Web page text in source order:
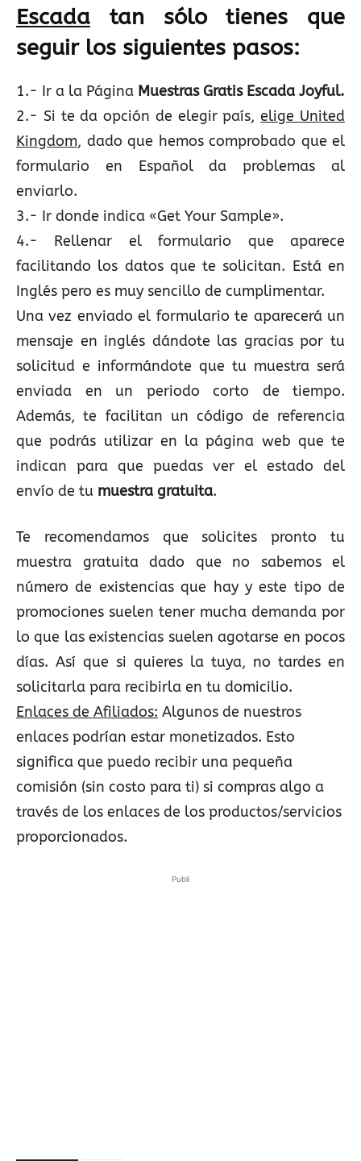
Escada tan sólo tienes que
seguir los siguientes pasos:
1.- Ir a la Página Muestras Gratis Escada Joyful.
2.- Si te da opción de elegir país,elige United
Kingdom, dado que hemos comprobado que el
formulario en Español da problemas al
enviarlo.
3.- Ir donde indica «Get Your Sample».
4.- Rellenar el formulario que aparece
facilitando los datos que te solicitan. Está en
Inglés pero es muy sencillo de cumplimentar.
Una vez enviado el formulario te aparecerá un
mensaje en inglés dándote las gracias por tu
solicitud e informándote que tu muestra será
enviada en un periodo corto de tiempo.
Además, te facilitan un código de referencia
que podrás utilizar en la página web que te
indican para que puedas ver el estado del
envío de tu muestra gratuita.
Te recomendamos que solicites pronto tu
muestra gratuita dado que no sabemos el
número de existencias que hay y este tipo de
promociones suelen tener mucha demanda por
lo que las existencias suelen agotarse en pocos
días. Así que si quieres la tuya, no tardes en
solicitarla para recibirla en tu domicilio.
Enlaces de Afiliados: Algunos de nuestros
enlaces podrían estar monetizados. Esto
significa que puedo recibir una pequeña
comisión (sin costo para ti) si compras algo a
través de los enlaces de los productos/servicios
proporcionados.
Publi